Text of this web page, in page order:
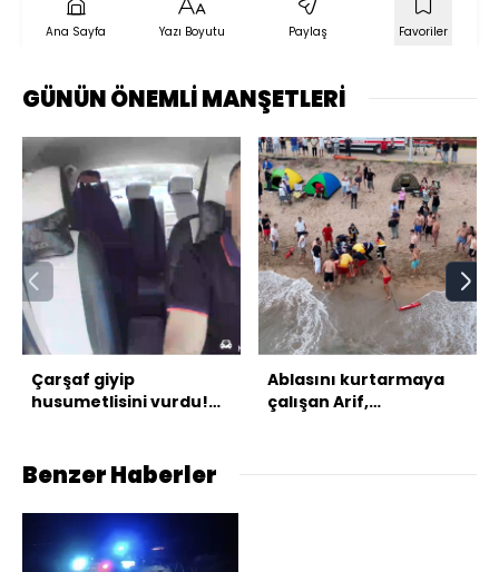
Ana Sayfa Yazı Boyutu Paylaş Favoriler
GÜNÜN ÖNEMLİ MANŞETLERİ
Çarşaf giyip
husumetlisini vurdu!
Ablasını kurtarmaya
çalışan Arif,
Benzer Haberler